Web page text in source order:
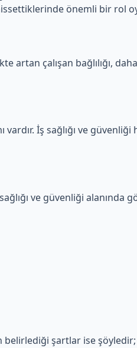
önemli bir rol
artan çalışan bağlılığı,
İş sağlığı ve
ve güvenliği alanında
belirlediği şartlar ise şöyledir;